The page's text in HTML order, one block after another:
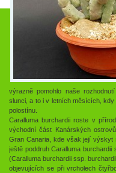
výrazně pomohlo naše
slunci, a to i v letních měsících,
polostínu.
Caralluma burchardii roste v
východní část Kanárských
Gran Canaria, kde však její výskyt
ještě poddruh Caralluma
(Caralluma burchardii ssp.
objevujících se při vrcholech